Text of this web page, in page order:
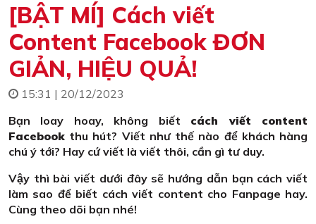
[BẬT MÍ] Cách viết
Content Facebook ĐƠN
GIẢN, HIỆU QUẢ!
15:31 | 20/12/2023
Bạn loay hoay, không biết cách viết content
Facebook thu hút? Viết như thế nào để khách hàng
chú ý tới? Hay cứ viết là viết thôi, cần gì tư duy.
Vậy thì bài viết dưới đây sẽ hướng dẫn bạn cách viết
làm sao để biết cách viết content cho Fanpage hay.
Cùng theo dõi bạn nhé!